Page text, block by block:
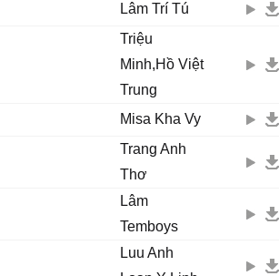
Lâm Trí Tú
Triệu
Minh,Hồ Việt
Trung
Misa Kha Vy
Trang Anh
Thơ
Lâm
Temboys
Luu Anh